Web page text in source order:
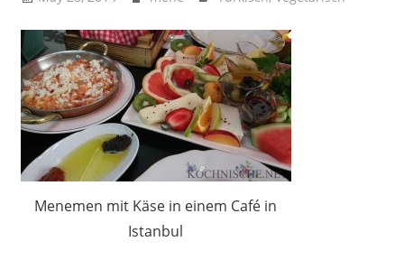
Menemen mit Käse in einem Café in
Istanbul